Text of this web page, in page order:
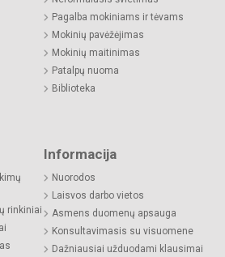
Pagalba mokiniams ir tėvams
Mokinių pavėžėjimas
Mokinių maitinimas
Patalpų nuoma
Biblioteka
rinkiniai
Informacija
Nuorodos
Laisvos darbo vietos
Asmens duomenų apsauga
Konsultavimasis su visuomene
Dažniausiai užduodami klausimai